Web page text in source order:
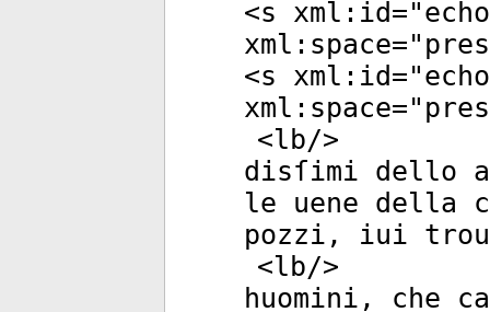
<s xml:id="
xml:space="
<s xml:id="
xml:space="
<lb/>
disſimi dello
le uene della
pozzi, iui
<lb/>
huomini, che